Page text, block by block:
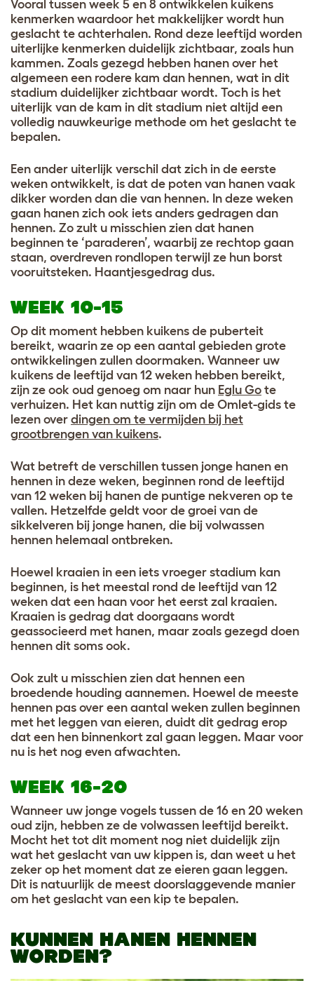
Vooral tussen week 5 en 8 ontwikkelen kuikens
kenmerken waardoor het makkelijker wordt hun
geslacht te achterhalen. Rond deze leeftijd worden
uiterlijke kenmerken duidelijk zichtbaar, zoals hun
kammen. Zoals gezegd hebben hanen over het
algemeen een rodere kam dan hennen, wat in dit
stadium duidelijker zichtbaar wordt. Toch is het
uiterlijk van de kam in dit stadium niet altijd een
volledig nauwkeurige methode om het geslacht te
bepalen.
Een ander uiterlijk verschil dat zich in de eerste
weken ontwikkelt, is dat de poten van hanen vaak
dikker worden dan die van hennen. In deze weken
gaan hanen zich ook iets anders gedragen dan
hennen. Zo zult u misschien zien dat hanen
beginnen te ‘paraderen’, waarbij ze rechtop gaan
staan, overdreven rondlopen terwijl ze hun borst
vooruitsteken. Haantjesgedrag dus.
WEEK 10-15
Op dit moment hebben kuikens de puberteit
bereikt, waarin ze op een aantal gebieden grote
ontwikkelingen zullen doormaken. Wanneer uw
kuikens de leeftijd van 12 weken hebben bereikt,
zijn ze ook oud genoeg om naar hun Eglu Go te
verhuizen. Het kan nuttig zijn om de Omlet-gids te
lezen over dingen om te vermijden bij het
grootbrengen van kuikens.
Wat betreft de verschillen tussen jonge hanen en
hennen in deze weken, beginnen rond de leeftijd
van 12 weken bij hanen de puntige nekveren op te
vallen. Hetzelfde geldt voor de groei van de
sikkelveren bij jonge hanen, die bij volwassen
hennen helemaal ontbreken.
Hoewel kraaien in een iets vroeger stadium kan
beginnen, is het meestal rond de leeftijd van 12
weken dat een haan voor het eerst zal kraaien.
Kraaien is gedrag dat doorgaans wordt
geassocieerd met hanen, maar zoals gezegd doen
hennen dit soms ook.
Ook zult u misschien zien dat hennen een
broedende houding aannemen. Hoewel de meeste
hennen pas over een aantal weken zullen beginnen
met het leggen van eieren, duidt dit gedrag erop
dat een hen binnenkort zal gaan leggen. Maar voor
nu is het nog even afwachten.
WEEK 16-20
Wanneer uw jonge vogels tussen de 16 en 20 weken
oud zijn, hebben ze de volwassen leeftijd bereikt.
Mocht het tot dit moment nog niet duidelijk zijn
wat het geslacht van uw kippen is, dan weet u het
zeker op het moment dat ze eieren gaan leggen.
Dit is natuurlijk de meest doorslaggevende manier
om het geslacht van een kip te bepalen.
KUNNEN HANEN HENNEN
WORDEN?